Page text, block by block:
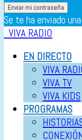
Se te ha enviado
VIVA RADIO
EN DIRECTO
VIVA
VIVA TV
VIVA KIDS
PROGRAMAS